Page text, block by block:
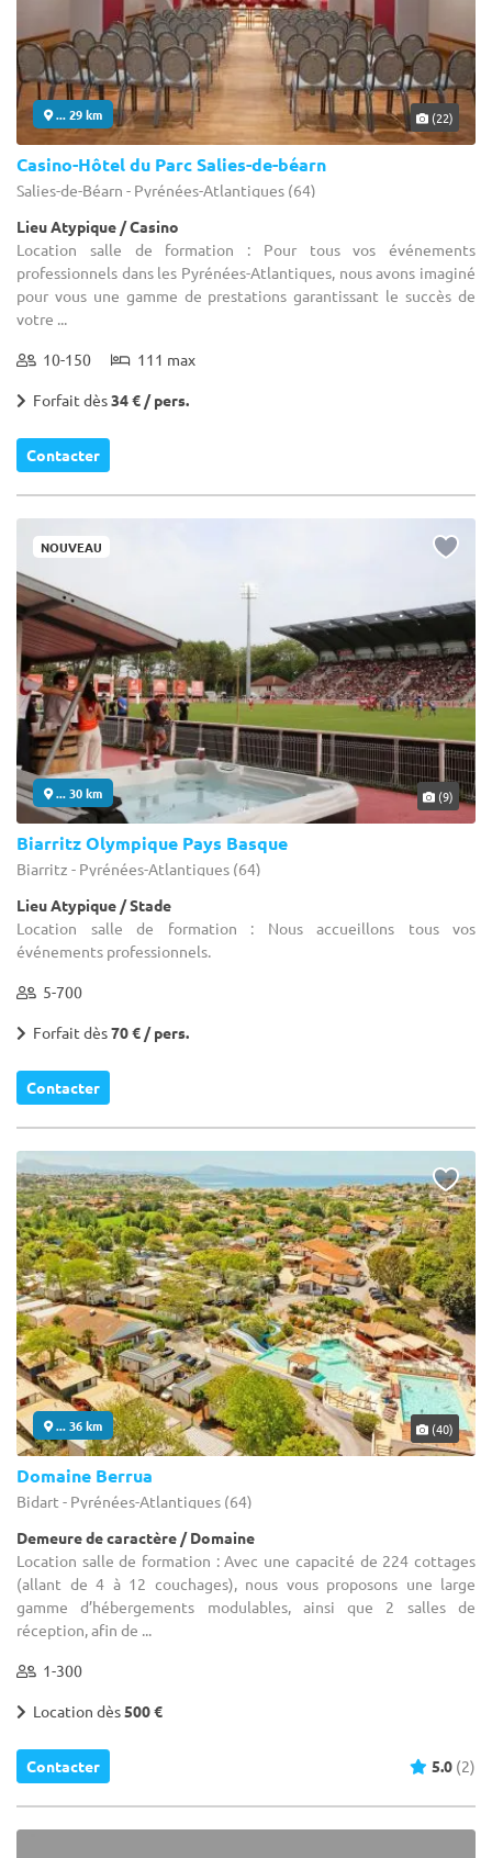
... 29 km (22)
Casino-Hôtel du Parc Salies-de-béarn
Salies-de-Béarn - Pyrénées-Atlantiques (64)
Lieu Atypique / Casino
Location salle de formation : Pour tous vos événements
professionnels dans les Pyrénées-Atlantiques, nous avons imaginé
pour vous une gamme de prestations garantissant le succès de
votre ...
10-150 111 max
Forfait dès34 € / pers.
Contacter
NOUVEAU
... 30 km (9)
Biarritz Olympique Pays Basque
Biarritz - Pyrénées-Atlantiques (64)
Lieu Atypique / Stade
Location salle de formation : Nous accueillons tous vos
événements professionnels.
5-700
Forfait dès70 € / pers.
Contacter
... 36 km (40)
Domaine Berrua
Bidart - Pyrénées-Atlantiques (64)
Demeure de caractère / Domaine
Location salle de formation : Avec une capacité de 224 cottages
(allant de 4 à 12 couchages), nous vous proposons une large
gamme d’hébergements modulables, ainsi que 2 salles de
réception, afin de ...
1-300
Location dès500 €
Contacter 5.0 (2)